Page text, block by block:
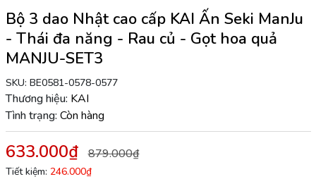
Bộ 3 dao Nhật cao cấp KAI Ấn Seki ManJu
- Thái đa năng - Rau củ - Gọt hoa quả
MANJU-SET3
SKU: BE0581-0578-0577
Thương hiệu: KAI
Tình trạng: Còn hàng
633.000₫ 879.000₫
Tiết kiệm: 246.000₫